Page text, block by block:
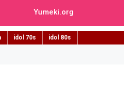
Yumeki.org
idol 70s idol 80s